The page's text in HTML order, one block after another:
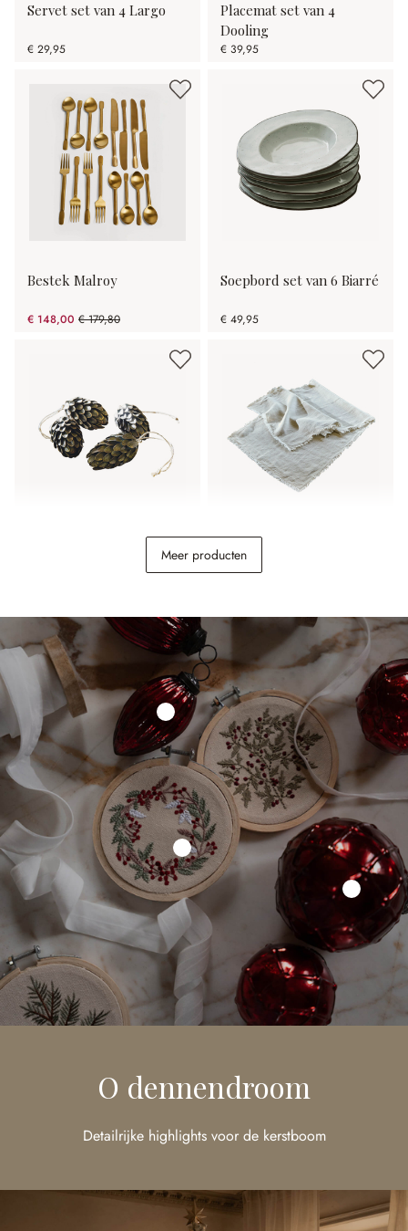
Servet set van 4 Largo
€ 29,95
Placemat set van 4
Dooling
€ 39,95
Bestek Malroy
€ 148,00 € 179,80
(17.69% gespart)
Soepbord set van 6 Biarré
€ 49,95
Hanger set van 4 Lonrai Tafelloper Topsfield
Meer producten
O dennendroom
Detailrijke highlights voor de kerstboom